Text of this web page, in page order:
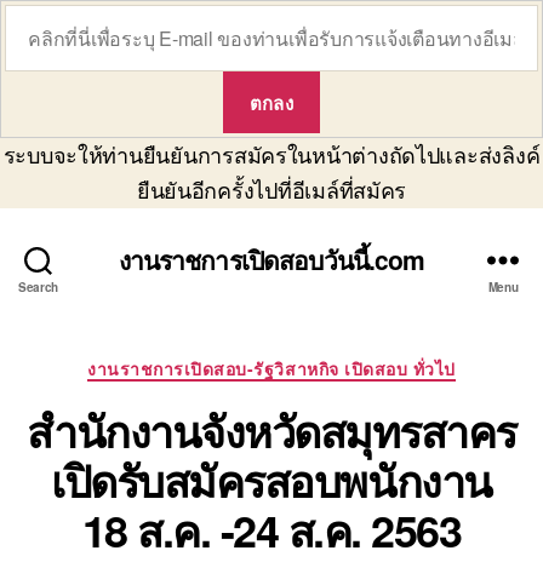
ระบบจะให้ท่านยืนยันการสมัครในหน้าต่างถัดไปและส่งลิงค์
ยืนยันอีกครั้งไปที่อีเมล์ที่สมัคร
Search
งานราชการเปิดสอบวันนี้.com
Menu
Categories
งานราชการเปิดสอบ-รัฐวิสาหกิจ เปิดสอบ ทั่วไป
สำนักงานจังหวัดสมุทรสาคร
เปิดรับสมัครสอบพนักงาน
18 ส.ค. -24 ส.ค. 2563